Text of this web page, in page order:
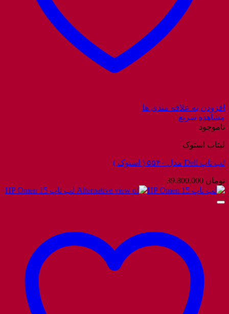
افزودن به علاقه مندی ها
مشاهده سریع
ناموجود
لپتاب استوک
لب تاپ Dell مدل ۵۵۴۰ ( استوک )
تومان